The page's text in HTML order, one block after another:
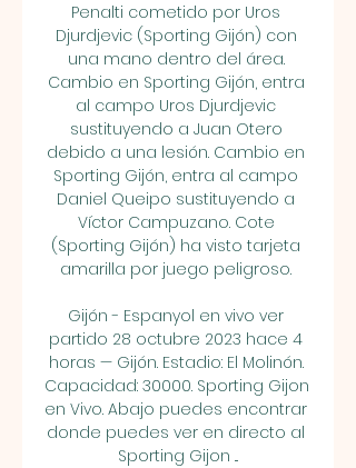
Penalti cometido por Uros
Djurdjevic (Sporting Gijón) con
una mano dentro del área.
Cambio en Sporting Gijón, entra
al campo Uros Djurdjevic
sustituyendo a Juan Otero
debido a una lesión. Cambio en
Sporting Gijón, entra al campo
Daniel Queipo sustituyendo a
Víctor Campuzano. Cote
(Sporting Gijón) ha visto tarjeta
amarilla por juego peligroso.
Gijón - Espanyol en vivo ver
partido 28 octubre 2023 hace 4
horas — Gijón. Estadio: El Molinón.
Capacidad: 30000. Sporting Gijon
en Vivo. Abajo puedes encontrar
donde puedes ver en directo al
Sporting Gijon ...